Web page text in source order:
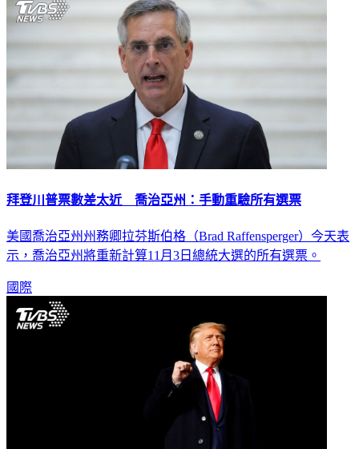
拜登川普票數差太近 喬治亞州：手動重驗所有選票
美國喬治亞州州務卿拉芬斯伯格（Brad Raffensperger）今天表
示，喬治亞州將重新計算11月3日總統大選的所有選票。
國際